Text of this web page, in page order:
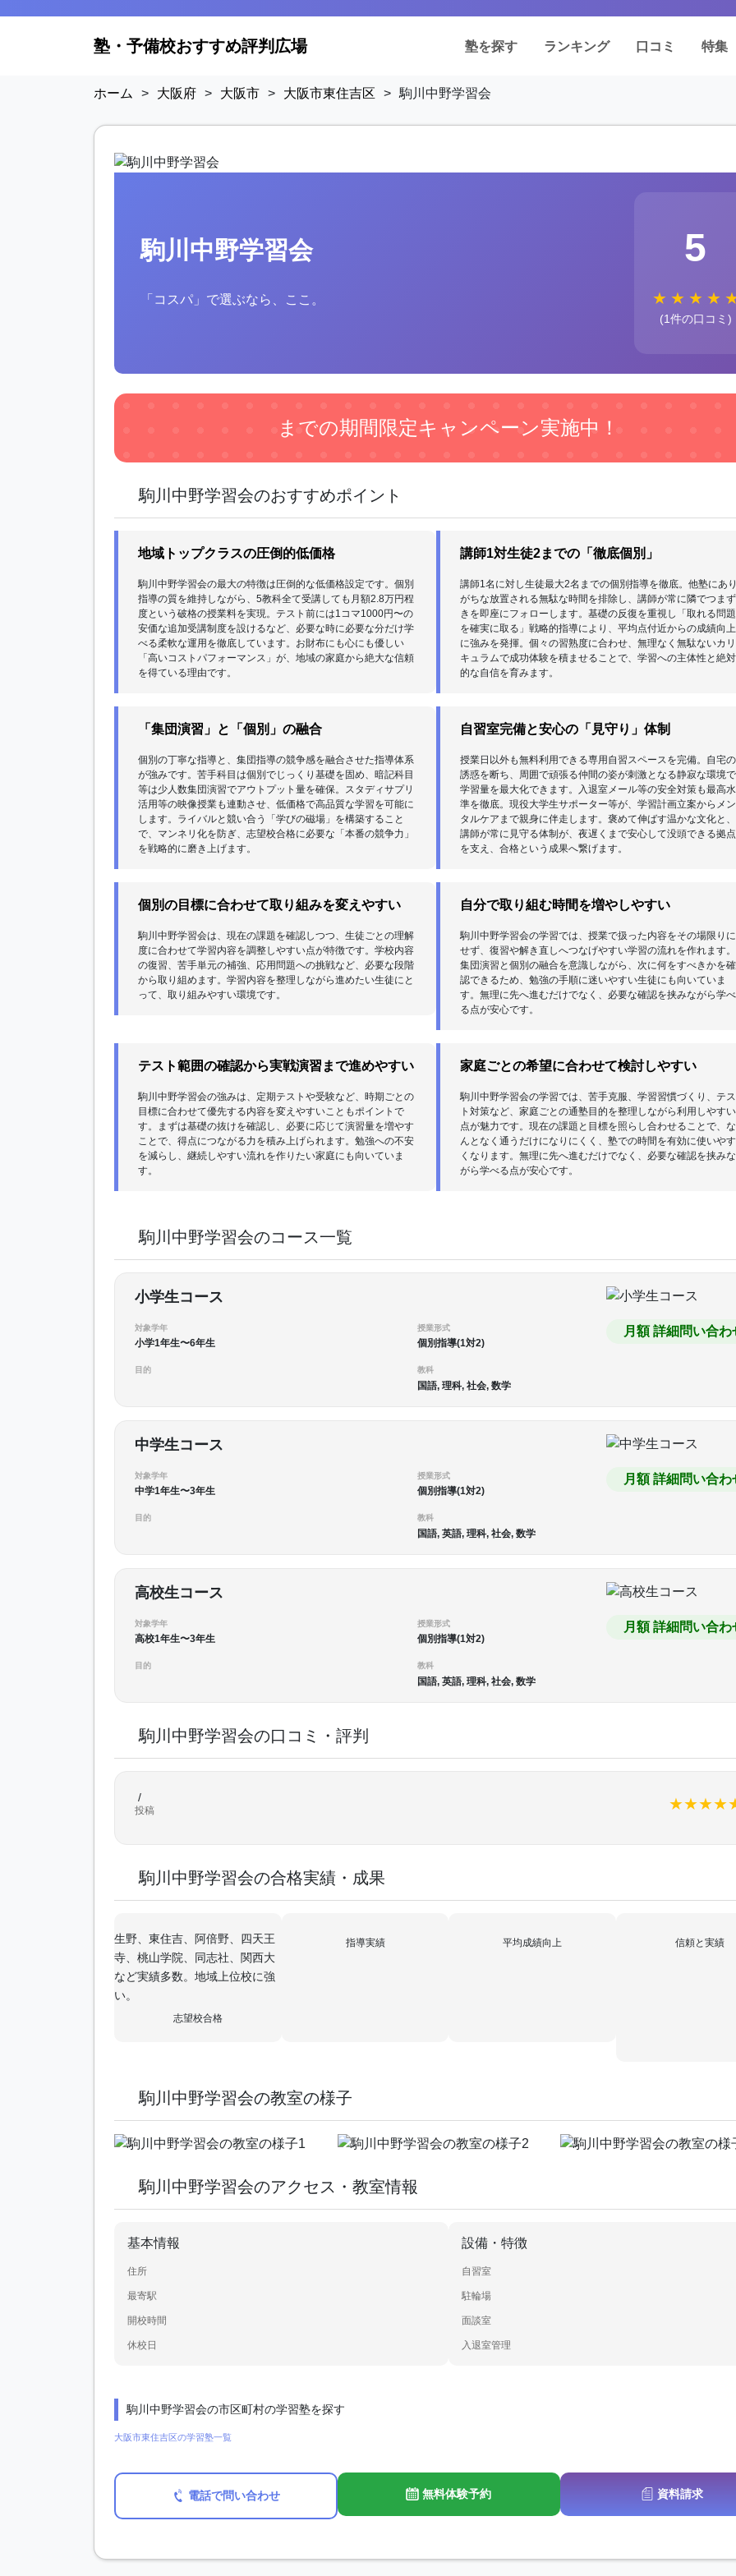
塾・予備校おすすめ評判広場 塾を探す ランキング 口コミ 特集
ホーム > 大阪府 > 大阪市 > 大阪市東住吉区 > 駒川中野学習会
駒川中野学習会
「コスパ」で選ぶなら、ここ。
5
★ ★ ★ ★
(1件の口コミ)
までの期間限定キャンペーン実施中！
駒川中野学習会のおすすめポイント
地域トップクラスの圧倒的低価格
駒川中野学習会の最大の特徴は圧倒的な低価格設定です。個別
指導の質を維持しながら、5教科全て受講しても月額2.8万円程
度という破格の授業料を実現。テスト前には1コマ1000円〜の
安価な追加受講制度を設けるなど、必要な時に必要な分だけ学
べる柔軟な運用を徹底しています。お財布にも心にも優しい
「高いコストパフォーマンス」が、地域の家庭から絶大な信頼
を得ている理由です。
講師1対生徒2までの「徹底個別」
講師1名に対し生徒最大2名までの個別指導を徹底。他塾にあり
がちな放置される無駄な時間を排除し、講師が常に隣でつまず
きを即座にフォローします。基礎の反復を重視し「取れる問題
を確実に取る」戦略的指導により、平均点付近からの成績向上
に強みを発揮。個々の習熟度に合わせ、無理なく無駄ないカリ
キュラムで成功体験を積ませることで、学習への主体性と絶対
的な自信を育みます。
「集団演習」と「個別」の融合
個別の丁寧な指導と、集団指導の競争感を融合させた指導体系
が強みです。苦手科目は個別でじっくり基礎を固め、暗記科目
等は少人数集団演習でアウトプット量を確保。スタディサプリ
活用等の映像授業も連動させ、低価格で高品質な学習を可能に
します。ライバルと競い合う「学びの磁場」を構築すること
で、マンネリ化を防ぎ、志望校合格に必要な「本番の競争力」
を戦略的に磨き上げます。
自習室完備と安心の「見守り」体制
授業日以外も無料利用できる専用自習スペースを完備。自宅の
誘惑を断ち、周囲で頑張る仲間の姿が刺激となる静寂な環境で
学習量を最大化できます。入退室メール等の安全対策も最高水
準を徹底。現役大学生サポーター等が、学習計画立案からメン
タルケアまで親身に伴走します。褒めて伸ばす温かな文化と、
講師が常に見守る体制が、夜遅くまで安心して没頭できる拠点
を支え、合格という成果へ繋げます。
個別の目標に合わせて取り組みを変えやすい
駒川中野学習会は、現在の課題を確認しつつ、生徒ごとの理解
度に合わせて学習内容を調整しやすい点が特徴です。学校内容
の復習、苦手単元の補強、応用問題への挑戦など、必要な段階
から取り組めます。学習内容を整理しながら進めたい生徒にと
って、取り組みやすい環境です。
自分で取り組む時間を増やしやすい
駒川中野学習会の学習では、授業で扱った内容をその場限りに
せず、復習や解き直しへつなげやすい学習の流れを作れます。
集団演習と個別の融合を意識しながら、次に何をすべきかを確
認できるため、勉強の手順に迷いやすい生徒にも向いていま
す。無理に先へ進むだけでなく、必要な確認を挟みながら学べ
る点が安心です。
テスト範囲の確認から実戦演習まで進めやすい
駒川中野学習会の強みは、定期テストや受験など、時期ごとの
目標に合わせて優先する内容を変えやすいこともポイントで
す。まずは基礎の抜けを確認し、必要に応じて演習量を増やす
ことで、得点につながる力を積み上げられます。勉強への不安
を減らし、継続しやすい流れを作りたい家庭にも向いていま
す。
家庭ごとの希望に合わせて検討しやすい
駒川中野学習会の学習では、苦手克服、学習習慣づくり、テス
ト対策など、家庭ごとの通塾目的を整理しながら利用しやすい
点が魅力です。現在の課題と目標を照らし合わせることで、な
んとなく通うだけになりにくく、塾での時間を有効に使いやす
くなります。無理に先へ進むだけでなく、必要な確認を挟みな
がら学べる点が安心です。
駒川中野学習会のコース一覧
小学生コース
対象学年
小学1年生〜6年生
授業形式
個別指導(1対2)
目的 教科
国語, 理科, 社会, 数学
月額 詳細問い合わ
中学生コース
対象学年
中学1年生〜3年生
授業形式
個別指導(1対2)
目的 教科
国語, 英語, 理科, 社会, 数学
月額 詳細問い合わ
高校生コース
対象学年
高校1年生〜3年生
授業形式
個別指導(1対2)
目的 教科
国語, 英語, 理科, 社会, 数学
月額 詳細問い合わ
駒川中野学習会の口コミ・評判
★★★★
/
投稿
駒川中野学習会の合格実績・成果
生野、東住吉、阿倍野、四天王
寺、桃山学院、同志社、関西大
など実績多数。地域上位校に強
い。
志望校合格
指導実績 平均成績向上 信頼と実績
駒川中野学習会の教室の様子
駒川中野学習会のアクセス・教室情報
基本情報
住所
最寄駅
開校時間
休校日
設備・特徴
自習室
駐輪場
面談室
入退室管理
駒川中野学習会の市区町村の学習塾を探す
大阪市東住吉区の学習塾一覧
電話で問い合わせ 無料体験予約 資料請求